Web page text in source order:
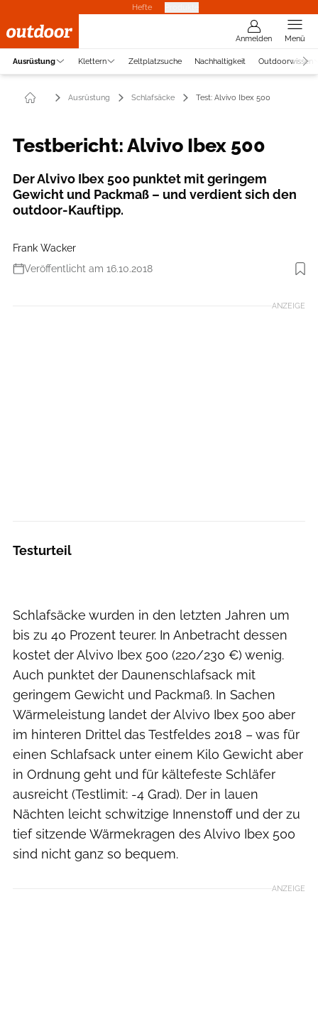
Hefte
Anmelden Menü
Ausrüstung Klettern Zeltplatzsuche Nachhaltigkeit Outdoorwissen
Ausrüstung Schlafsäcke Test: Alvivo Ibex 500
Testbericht: Alvivo Ibex 500
Der Alvivo Ibex 500 punktet mit geringem
Gewicht und Packmaß – und verdient sich den
outdoor-Kauftipp.
Frank Wacker
Veröffentlicht am 16.10.2018
Foto: Boris Gnielka
ANZEIGE
Testurteil
Schlafsäcke wurden in den letzten Jahren um
bis zu 40 Prozent teurer. In Anbetracht dessen
kostet der Alvivo Ibex 500 (220/230 €) wenig.
Auch punktet der Daunenschlafsack mit
geringem Gewicht und Packmaß. In Sachen
Wärmeleistung landet der Alvivo Ibex 500 aber
im hinteren Drittel das Testfeldes 2018 – was für
einen Schlafsack unter einem Kilo Gewicht aber
in Ordnung geht und für kältefeste Schläfer
ausreicht (Testlimit: -4 Grad). Der in lauen
Nächten leicht schwitzige Innenstoff und der zu
tief sitzende Wärmekragen des Alvivo Ibex 500
sind nicht ganz so bequem.
ANZEIGE